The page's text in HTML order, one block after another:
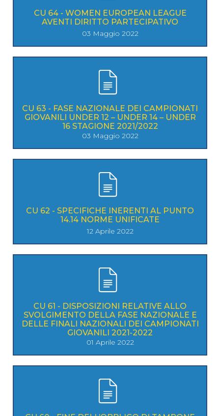
CU 64 - WOMEN EUROPEAN LEAGUE
AVENTI DIRITTO PARTECIPATIVO
03 Maggio 2022
CU 63 - FASE NAZIONALE DEI CAMPIONATI
GIOVANILI UNDER 12 – UNDER 14 – UNDER
16 STAGIONE 2021/2022
03 Maggio 2022
CU 62 - SPECIFICHE INERENTI AL PUNTO
14.14 NORME UNIFICATE
12 Aprile 2022
CU 61 - DISPOSIZIONI RELATIVE ALLO
SVOLGIMENTO DELLA FASE NAZIONALE E
DELLE FINALI NAZIONALI DEI CAMPIONATI
GIOVANILI 2021-2022
01 Aprile 2022